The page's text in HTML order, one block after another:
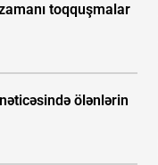
toqquşmalar
ölənlərin